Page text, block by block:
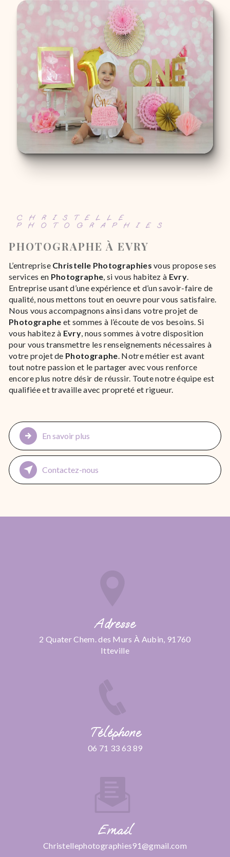
CHRISTELLE
PHOTOGRAPHIES
PHOTOGRAPHE À EVRY
L’entreprise Christelle Photographies vous propose ses
services en Photographe, si vous habitez à Evry.
Entreprise usant d’une expérience et d’un savoir-faire de
qualité, nous mettons tout en oeuvre pour vous satisfaire.
Nous vous accompagnons ainsi dans votre projet de
Photographe et sommes à l’écoute de vos besoins. Si
vous habitez à Evry, nous sommes à votre disposition
pour vous transmettre les renseignements nécessaires à
votre projet de Photographe. Notre métier est avant
tout notre passion et le partager avec vous renforce
encore plus notre désir de réussir. Toute notre équipe est
qualifiée et travaille avec propreté et rigueur.
En savoir plus
Contactez-nous
Adresse
2 Quater Chem. des Murs À Aubin, 91760
Itteville
Téléphone
06 71 33 63 89
Email
christellephotographies91@gmail.com